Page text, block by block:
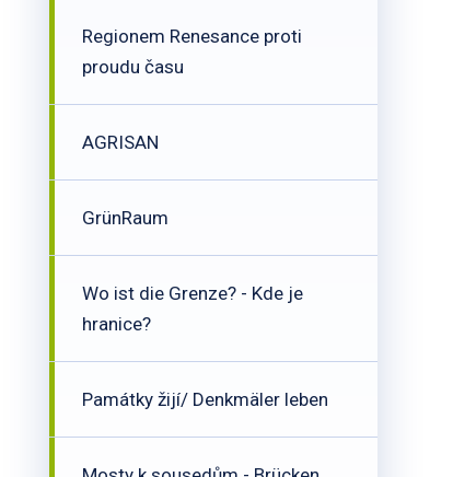
Regionem Renesance proti
proudu času
AGRISAN
GrünRaum
Wo ist die Grenze? - Kde je
hranice?
Památky žijí/ Denkmäler leben